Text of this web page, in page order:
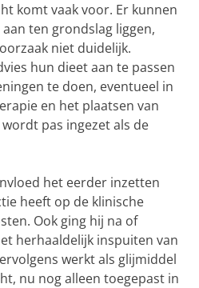
komt vaak voor. Er kunnen
ten grondslag liggen,
niet duidelijk.
hun dieet aan te passen
te doen, eventueel in
en het plaatsen van
pas ingezet als de
het eerder inzetten
heeft op de klinische
Ook ging hij na of
herhaaldelijk inspuiten van
werkt als glijmiddel
nu nog alleen toegepast in